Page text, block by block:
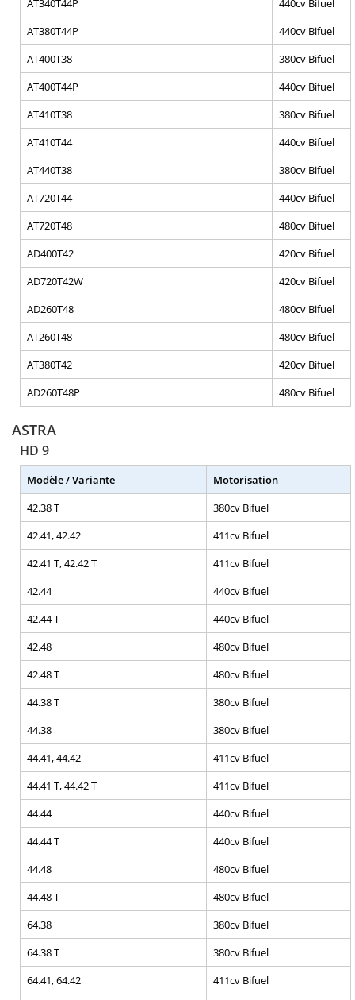
AT340T44P
440cv Bifuel
AT380T44P
440cv Bifuel
AT400T38
380cv Bifuel
AT400T44P
440cv Bifuel
AT410T38
380cv Bifuel
AT410T44
440cv Bifuel
AT440T38
380cv Bifuel
AT720T44
440cv Bifuel
AT720T48
480cv Bifuel
AD400T42
420cv Bifuel
AD720T42W
420cv Bifuel
AD260T48
480cv Bifuel
AT260T48
480cv Bifuel
AT380T42
420cv Bifuel
AD260T48P
480cv Bifuel
ASTRA
HD 9
Modèle / Variante
Motorisation
42.38 T
380cv Bifuel
42.41, 42.42
411cv Bifuel
42.41 T, 42.42 T
411cv Bifuel
42.44
440cv Bifuel
42.44 T
440cv Bifuel
42.48
480cv Bifuel
42.48 T
480cv Bifuel
44.38 T
380cv Bifuel
44.38
380cv Bifuel
44.41, 44.42
411cv Bifuel
44.41 T, 44.42 T
411cv Bifuel
44.44
440cv Bifuel
44.44 T
440cv Bifuel
44.48
480cv Bifuel
44.48 T
480cv Bifuel
64.38
380cv Bifuel
64.38 T
380cv Bifuel
64.41, 64.42
411cv Bifuel